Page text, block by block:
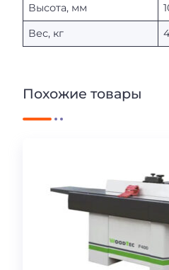
Высота, мм
Вес, кг
Похожие товары